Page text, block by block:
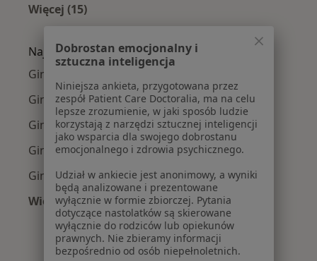
Więcej (15)
Najpopularniejsze ubezpieczenia
Ginekolodzy z Allianz w Krakowie
Ginekolodzy z Signal Iduna w Krakowie
Ginekolodzy z JP MEDICA w Krakowie
Ginekolodzy z TU Zdrowie w Krakowie
Ginekolodzy z Świat Zdrowia w Krakowie
Więcej (12)
Więcej w kategorii: Najpopularniejsze
Dobrostan emocjonalny i
sztuczna inteligencja
Niniejsza ankieta, przygotowana przez
zespół Patient Care Doctoralia, ma na celu
lepsze zrozumienie, w jaki sposób ludzie
korzystają z narzędzi sztucznej inteligencji
jako wsparcia dla swojego dobrostanu
emocjonalnego i zdrowia psychicznego.
Udział w ankiecie jest anonimowy, a wyniki
będą analizowane i prezentowane
wyłącznie w formie zbiorczej. Pytania
dotyczące nastolatków są skierowane
wyłącznie do rodziców lub opiekunów
prawnych. Nie zbieramy informacji
bezpośrednio od osób niepełnoletnich.